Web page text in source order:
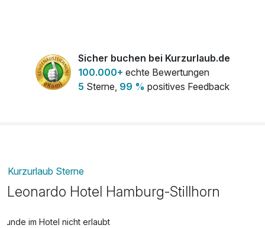
Sicher buchen bei Kurzurlaub.de
100.000+ echte Bewertungen
5 Sterne, 99 % positives Feedback
Kurzurlaub Sterne
Leonardo Hotel Hamburg-Stillhorn
Hunde im Hotel nicht erlaubt